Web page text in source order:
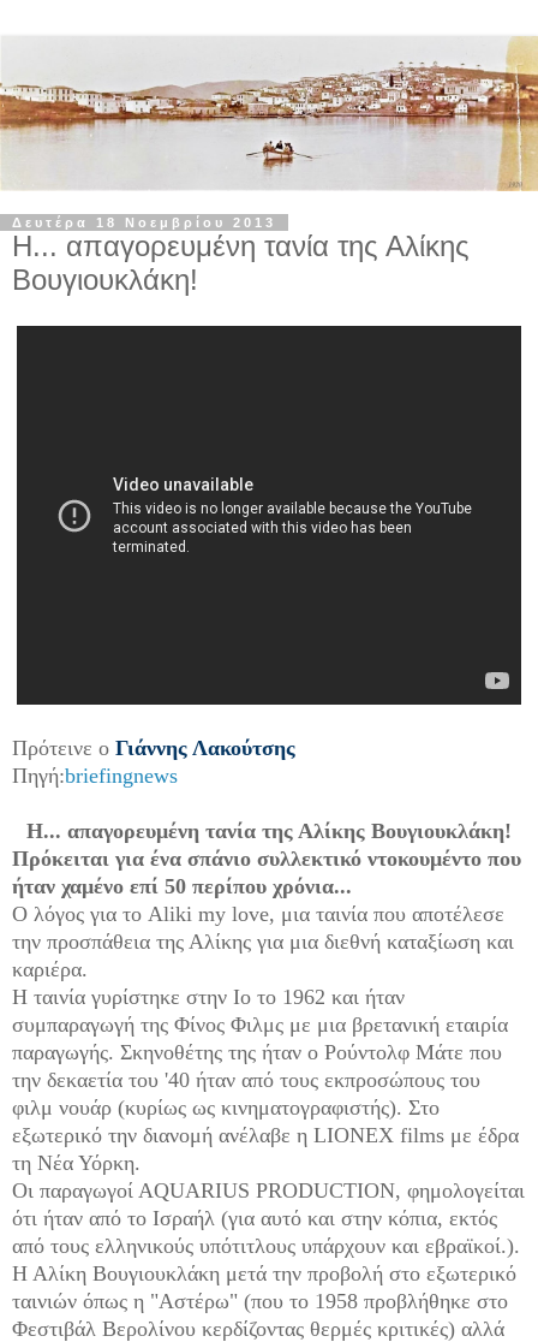
Δευτέρα 18 Νοεμβρίου 2013
Η... απαγορευμένη τανία της Αλίκης
Βουγιουκλάκη!
Πρότεινε ο Γιάννης Λακούτσης
Πηγή:briefingnews
Η... απαγορευμένη τανία της Αλίκης Βουγιουκλάκη!
Πρόκειται για ένα σπάνιο συλλεκτικό ντοκουμέντο που
ήταν χαμένο επί 50 περίπου χρόνια...
Ο λόγος για το Aliki my love, μια ταινία που αποτέλεσε
την προσπάθεια της Αλίκης για μια διεθνή καταξίωση και
καριέρα.
Η ταινία γυρίστηκε στην Ιο το 1962 και ήταν
συμπαραγωγή της Φίνος Φιλμς με μια βρετανική εταιρία
παραγωγής. Σκηνοθέτης της ήταν ο Ρούντολφ Μάτε που
την δεκαετία του '40 ήταν από τους εκπροσώπους του
φιλμ νουάρ (κυρίως ως κινηματογραφιστής). Στο
εξωτερικό την διανομή ανέλαβε η LIONEX films με έδρα
τη Νέα Υόρκη.
Οι παραγωγοί ΑQUARIUS PRODUCTION, φημολογείται
ότι ήταν από το Ισραήλ (για αυτό και στην κόπια, εκτός
από τους ελληνικούς υπότιτλους υπάρχουν και εβραϊκοί.).
Η Αλίκη Βουγιουκλάκη μετά την προβολή στο εξωτερικό
ταινιών όπως η "Αστέρω" (που το 1958 προβλήθηκε στο
Φεστιβάλ Βερολίνου κερδίζοντας θερμές κριτικές) αλλά